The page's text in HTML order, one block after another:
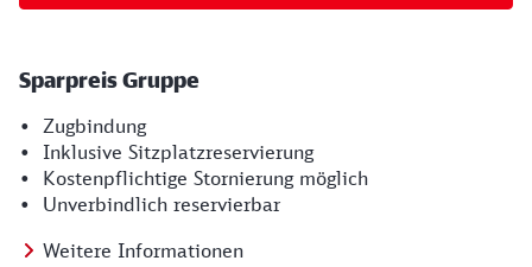
Sparpreis Gruppe
• Zugbindung
• Inklusive Sitzplatzreservierung
• Kostenpflichtige Stornierung möglich
• Unverbindlich reservierbar
Weitere Informationen